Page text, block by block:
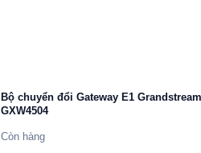
Bộ chuyển đổi Gateway E1 Grandstream
GXW4504
Còn hàng